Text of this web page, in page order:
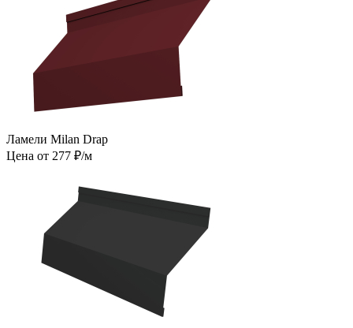
Ламели Milan Drap
Цена от 277 ₽/м